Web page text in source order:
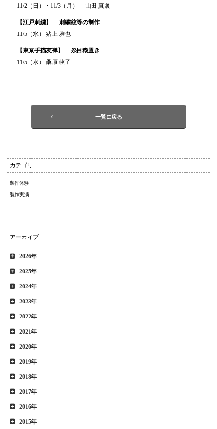
11/2（日）・11/3（月） 山田 真照
【江戸刺繍】 刺繍紋等の制作
11/5（水） 猪上 雅也
【東京手描友禅】 糸目糊置き
11/5（水） 桑原 牧子
一覧に戻る
カテゴリ
製作体験
製作実演
アーカイブ
2026年
2025年
2024年
2023年
2022年
2021年
2020年
2019年
2018年
2017年
2016年
2015年